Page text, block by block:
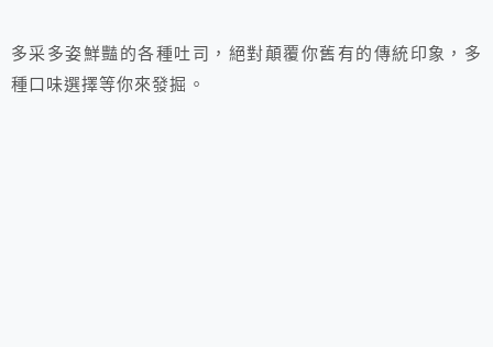
多采多姿鮮豔的各種吐司，絕對顛覆你舊有的傳統印象，多
種口味選擇等你來發掘。